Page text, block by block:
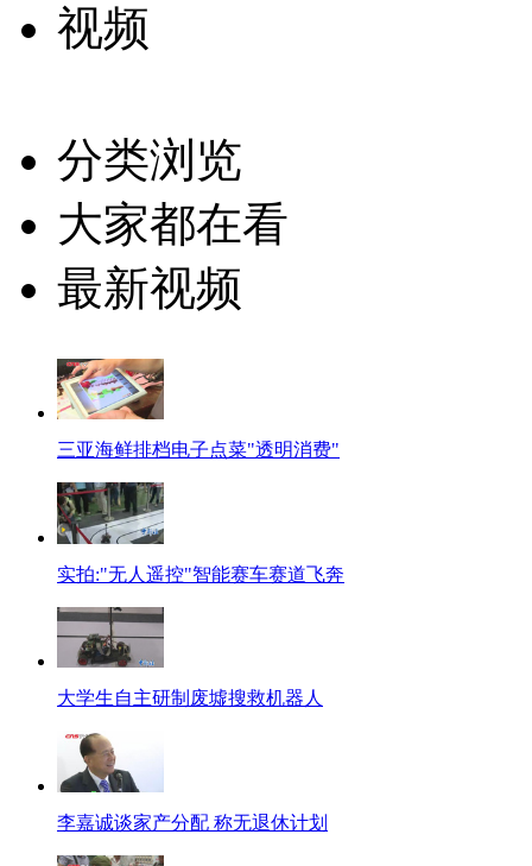
视频
分类浏览
大家都在看
最新视频
三亚海鲜排档电子点菜"透明消费"
实拍:"无人遥控"智能赛车赛道飞奔
大学生自主研制废墟搜救机器人
李嘉诚谈家产分配 称无退休计划